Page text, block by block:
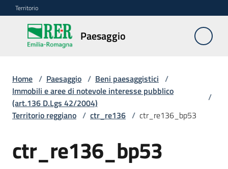
Vai al contenuto
Vai alla navigazione
Vai al footer
Territorio
Paesaggio
Paesaggio
Piano
paesaggistico
regionale
paesaggistici
Menu selezionato
Home / Paesaggio / Beni paesaggistici /
Immobili e aree di notevole interesse pubblico
(art.136 D.Lgs 42/2004)
/
Territorio reggiano / ctr_re136 / ctr_re136_bp53
ctr_re136_bp53